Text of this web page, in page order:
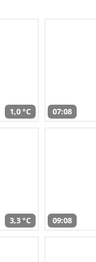
1,0 °C 07:08
3,3 °C 09:08